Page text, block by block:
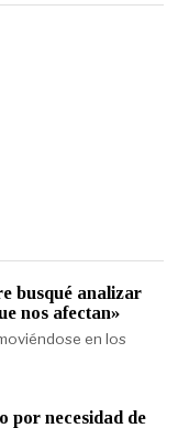
busqué analizar
nos afectan»
en los
por necesidad de